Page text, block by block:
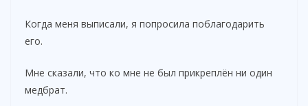
Когда меня выписали, я попросила поблагодарить
его.
Мне сказали, что ко мне не был прикреплён ни один
медбрат.